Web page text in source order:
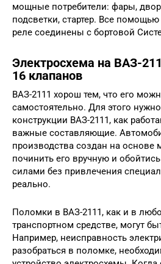
мощные потребители: фары,
подсветки, стартер. Все
реле соединены с бортовой
Электросхема на ВАЗ-
16 клапанов
ВАЗ-2111 хорош тем, что его
самостоятельно. Для этого
конструкции ВАЗ-2111, как
важные составляющие.
производства создан на основе
починить его вручную и
силами без привлечения
реально.
Поломки в ВАЗ-2111, как и в
транспортном средстве, могут
Например, неисправность
разобраться в поломке,